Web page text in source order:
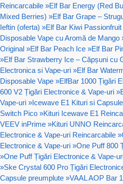
Reincarcabile »Elf Bar Energy (Red
Mixed Berries) »Elf Bar Grape –
Ieftin (oferta) »Elf Bar Kiwi
Disposable Vape cu Aromă de Mango
Original »Elf Bar Peach Ice »Elf Bar
»Elf Bar Strawberry Ice – Căpșuni cu
Electronica si Vape-uri »Elf Bar
Disposable Vape »ElfBar 1000 Țigări
600 V2 Țigări Electronice & Vape-uri »
Vape-uri »Icewave E1 Kituri si
Switch Pico »Kituri Icewave E1
VEEV inPrime »Kituri UNNO
Electronice & Vape-uri Reincarcabile »
Electronice & Vape-uri »One Puff 800
»One Puff Țigări Electronice & Vape-
»Ske Crystal 600 Pro Țigări
Capsule preumplute »VAAL AOP Bar